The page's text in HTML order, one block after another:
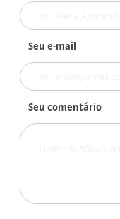
Seu e-mail
Seu comentário